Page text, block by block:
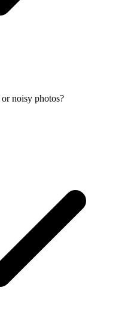
noisy photos?